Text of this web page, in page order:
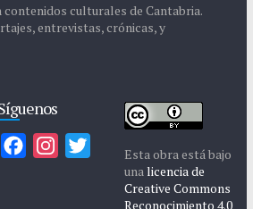
culturales de Cantabria.
entrevistas, crónicas, y
Esta obra está bajo
unalicencia de
Creative Commons
Reconocimiento 4.0